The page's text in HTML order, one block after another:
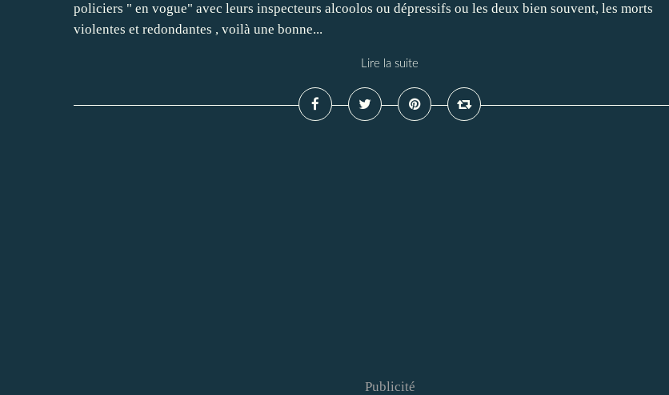
policiers " en vogue" avec leurs inspecteurs alcoolos ou dépressifs ou les deux bien souvent, les morts
violentes et redondantes , voilà une bonne...
Lire la suite
Publicité